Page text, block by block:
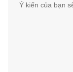
Ý kiến của bạn